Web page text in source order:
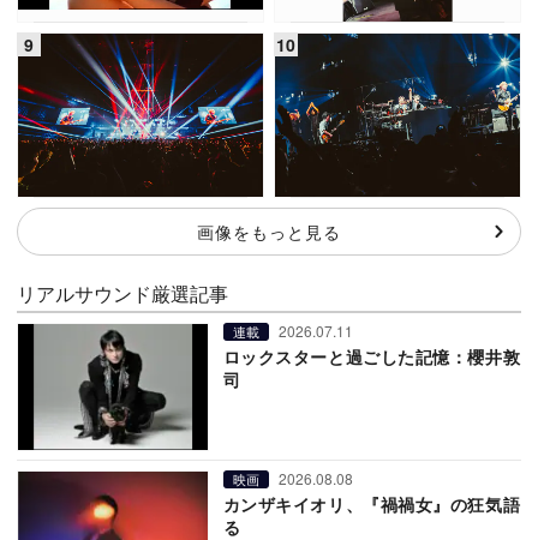
画像をもっと見る
リアルサウンド厳選記事
連載 2026.07.11
ロックスターと過ごした記憶：櫻井敦
司
映画 2026.08.08
カンザキイオリ、『禍禍女』の狂気語
る